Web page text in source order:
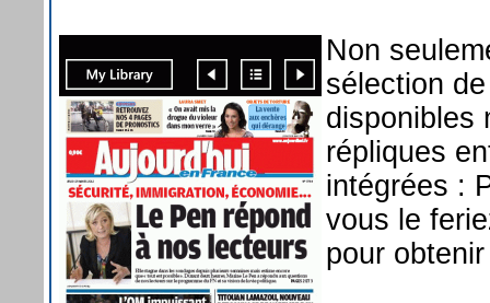
Non
sélection
disponibles
répliques
intégrées :
vous le
pour